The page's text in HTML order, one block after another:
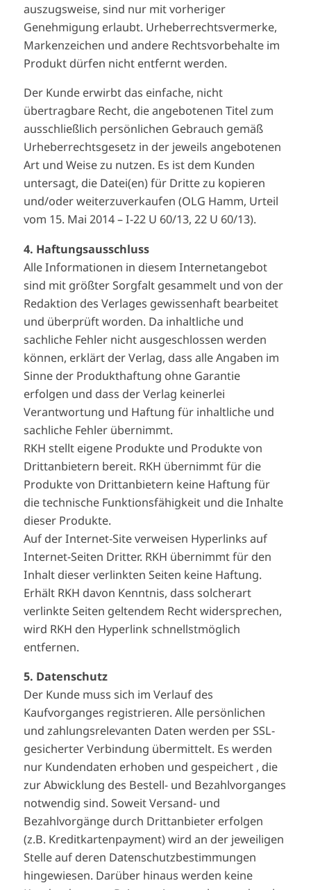
auszugsweise, sind nur mit vorheriger
Genehmigung erlaubt. Urheberrechtsvermerke,
Markenzeichen und andere Rechtsvorbehalte im
Produkt dürfen nicht entfernt werden.
Der Kunde erwirbt das einfache, nicht
übertragbare Recht, die angebotenen Titel zum
ausschließlich persönlichen Gebrauch gemäß
Urheberrechtsgesetz in der jeweils angebotenen
Art und Weise zu nutzen. Es ist dem Kunden
untersagt, die Datei(en) für Dritte zu kopieren
und/oder weiterzuverkaufen (OLG Hamm, Urteil
vom 15. Mai 2014 – I-22 U 60/13, 22 U 60/13).
4. Haftungsausschluss
Alle Informationen in diesem Internetangebot
sind mit größter Sorgfalt gesammelt und von der
Redaktion des Verlages gewissenhaft bearbeitet
und überprüft worden. Da inhaltliche und
sachliche Fehler nicht ausgeschlossen werden
können, erklärt der Verlag, dass alle Angaben im
Sinne der Produkthaftung ohne Garantie
erfolgen und dass der Verlag keinerlei
Verantwortung und Haftung für inhaltliche und
sachliche Fehler übernimmt.
RKH stellt eigene Produkte und Produkte von
Drittanbietern bereit. RKH übernimmt für die
Produkte von Drittanbietern keine Haftung für
die technische Funktionsfähigkeit und die Inhalte
dieser Produkte.
Auf der Internet-Site verweisen Hyperlinks auf
Internet-Seiten Dritter. RKH übernimmt für den
Inhalt dieser verlinkten Seiten keine Haftung.
Erhält RKH davon Kenntnis, dass solcherart
verlinkte Seiten geltendem Recht widersprechen,
wird RKH den Hyperlink schnellstmöglich
entfernen.
5. Datenschutz
Der Kunde muss sich im Verlauf des
Kaufvorganges registrieren. Alle persönlichen
und zahlungsrelevanten Daten werden per SSL-
gesicherter Verbindung übermittelt. Es werden
nur Kundendaten erhoben und gespeichert , die
zur Abwicklung des Bestell- und Bezahlvorganges
notwendig sind. Soweit Versand- und
Bezahlvorgänge durch Drittanbieter erfolgen
(z.B. Kreditkartenpayment) wird an der jeweiligen
Stelle auf deren Datenschutzbestimmungen
hingewiesen. Darüber hinaus werden keine